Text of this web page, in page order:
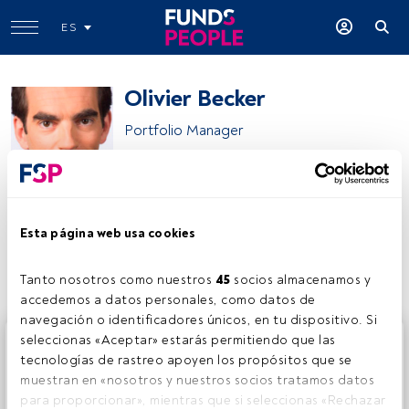
Esta página web usa cookies
Tanto nosotros como nuestros 45 socios almacenamos y
accedemos a datos personales, como datos de
navegación o identificadores únicos, en tu dispositivo. Si
seleccionas «Aceptar» estarás permitiendo que las
tecnologías de rastreo apoyen los propósitos que se
muestran en «nosotros y nuestros socios tratamos datos
para proporcionar», mientras que si seleccionas «Rechazar
ES
Olivier Becker
Portfolio Manager
Compartir:
Este es un artículo exclusivo para los usuarios registrados
de FundsPeople. Si ya estás registrado, accede desde el
botón Login. Si aún no tienes cuenta, te invitamos a
registrarte y disfrutar de todo el universo que ofrece